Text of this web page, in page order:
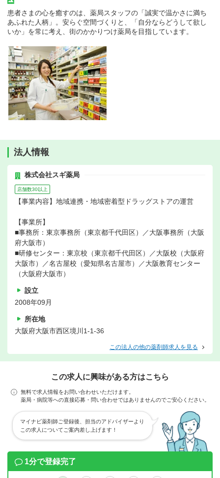
患者さまの心を癒すのは、薬局スタッフの「誠実で温かさに満ち
あふれた人柄」。安らぐ空間づくりと、「自分ならどうして欲し
いか」を常に考え、街のかかりつけ薬局を目指しています。
法人情報
株式会社スギ薬局
店舗数30以上
【事業内容】地域連携・地域密着型ドラッグストアの運営
【事業所】
■事務所：東京事務所（東京都千代田区）／大阪事務所（大阪
府大阪市）
■研修センター：東京校（東京都千代田区）／大阪校（大阪府
大阪市）／名古屋校（愛知県名古屋市）／大阪教育センター
（大阪府大阪市）
設立
2008年09月
所在地
大阪府大阪市西区境川1-1-36
この法人の他の薬剤師求人を見る
この求人に興味がある方はこちら
無料で求人情報をお問い合わせいただけます。
薬局・病院等への直接応募・問い合わせではありませんのでご安心ください。
マイナビ薬剤師ご登録後、担当のアドバイザーより
この求人についてご案内差し上げます！
1分で登録完了